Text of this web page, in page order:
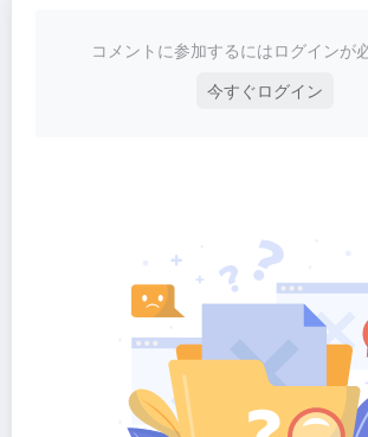
コメントに参加するにはログインが
今すぐログイン